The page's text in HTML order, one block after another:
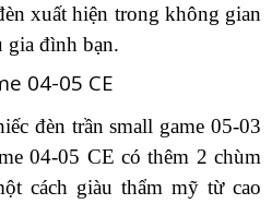
xuất hiện trong không gian
gia đình bạn.
04-05 CE
đèn trần small game 05-03
04-05 CE có thêm 2 chùm
cách giàu thẩm mỹ từ cao